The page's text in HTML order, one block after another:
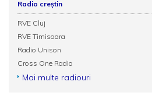
Radio creștin
RVE Cluj
RVE Timisoara
Radio Unison
Cross One Radio
Mai multe radiouri